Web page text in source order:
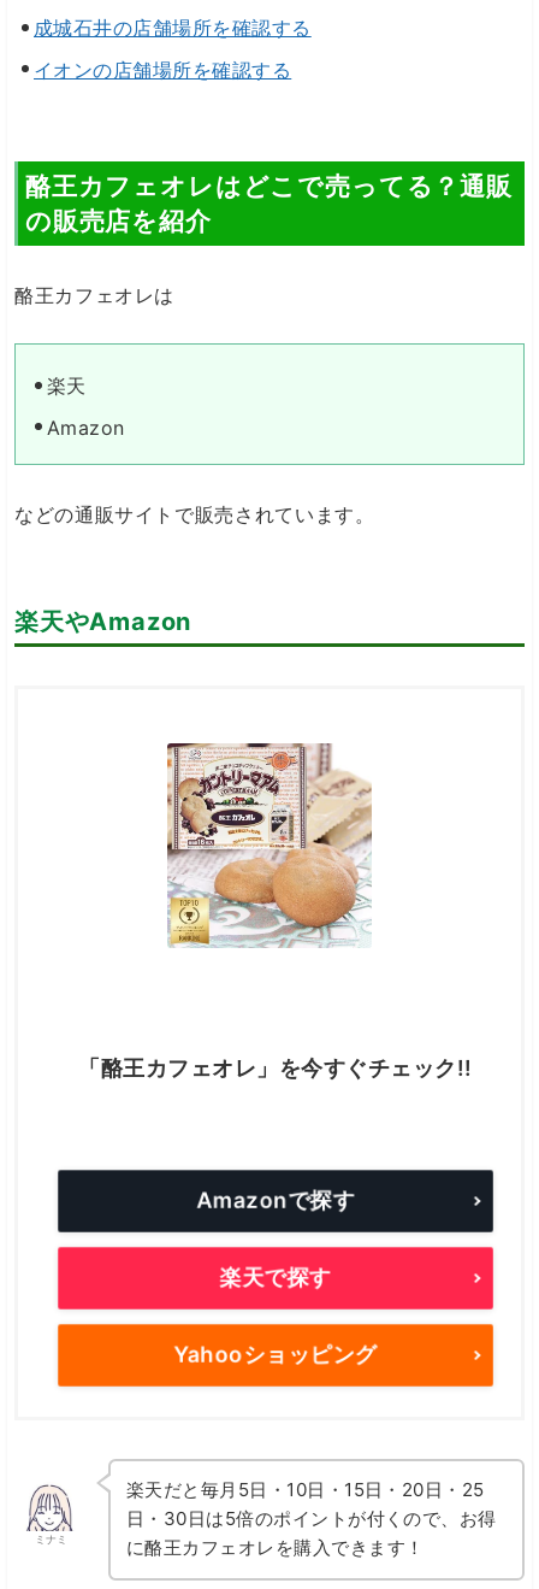
成城石井の店舗場所を確認する
イオンの店舗場所を確認する
酪王カフェオレはどこで売ってる？通販
の販売店を紹介
酪王カフェオレは
楽天
Amazon
などの通販サイトで販売されています。
楽天やAmazon
「酪王カフェオレ」を今すぐチェック!!
Amazonで探す
楽天で探す
Yahooショッピング
ミナミ
楽天だと毎月5日・10日・15日・20日・25
日・30日は5倍のポイントが付くので、お得
に酪王カフェオレを購入できます！